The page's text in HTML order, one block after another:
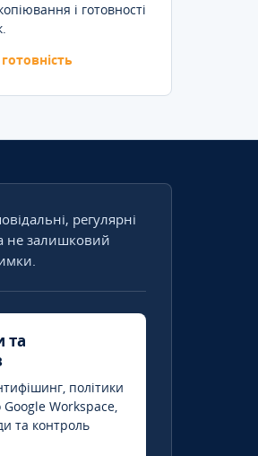
і готовності
регулярні
а не залишковий
та
політики
Workspace,
та контроль